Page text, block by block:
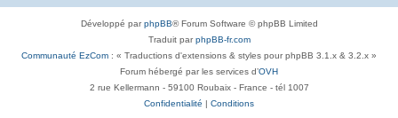
Développé parphpBB® Forum Software © phpBB Limited
Traduit parphpBB-fr.com
Communauté EzCom : « Traductions d'extensions & styles pour phpBB 3.1.x & 3.2.x »
Forum hébergé par les services d’OVH
2 rue Kellermann - 59100 Roubaix - France - tél 1007
Confidentialité | Conditions